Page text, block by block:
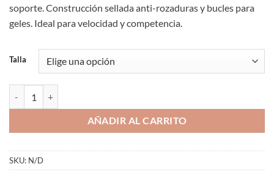
soporte. Construcción sellada anti-rozaduras y bucles para
geles. Ideal para velocidad y competencia.
Talla
AÑADIR AL CARRITO
SKU: N/D